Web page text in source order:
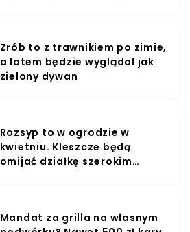
Zrób to z trawnikiem po zimie,
a latem będzie wyglądał jak
zielony dywan
Rozsyp to w ogrodzie w
kwietniu. Kleszcze będą
omijać działkę szerokim
Mandat za grilla na własnym